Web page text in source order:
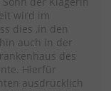
wird im
dies ‚in den
auch in der
des
Hierfür
ausdrücklich